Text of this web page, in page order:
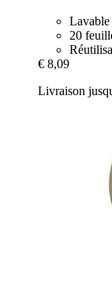
Lavable
20
€ 8,09
Livraison